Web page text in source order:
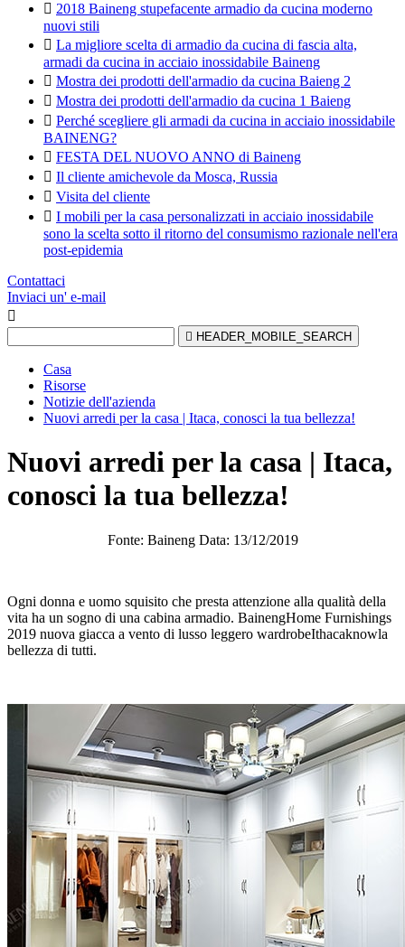
 2018 Baineng stupefacente armadio da cucina moderno
nuovi stili
 La migliore scelta di armadio da cucina di fascia alta,
armadi da cucina in acciaio inossidabile Baineng
 Mostra dei prodotti dell'armadio da cucina Baieng 2
 Mostra dei prodotti dell'armadio da cucina 1 Baieng
 Perché scegliere gli armadi da cucina in acciaio inossidabile
BAINENG?
 FESTA DEL NUOVO ANNO di Baineng
 Il cliente amichevole da Mosca, Russia
 Visita del cliente
 I mobili per la casa personalizzati in acciaio inossidabile
sono la scelta sotto il ritorno del consumismo razionale nell'era
post-epidemia
Contattaci
Inviaci un' e-mail

 HEADER_MOBILE_SEARCH
Casa
Risorse
Notizie dell'azienda
Nuovi arredi per la casa | Itaca, conosci la tua bellezza!
Nuovi arredi per la casa | Itaca,
conosci la tua bellezza!
Fonte: Baineng Data: 13/12/2019
Ogni donna e uomo squisito che presta attenzione alla qualità della
vita ha un sogno di una cabina armadio. BainengHome Furnishings
2019 nuova giacca a vento di lusso leggero wardrobeIthacaknowla
bellezza di tutti.